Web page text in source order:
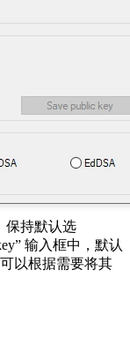
保持默认选
输入框中，默认
以根据需要将其